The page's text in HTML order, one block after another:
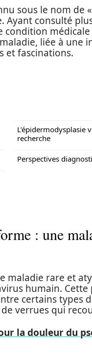
sous le nom de
Ayant consulté
condition
liée à une
et fascinations.
L’épidermodysplasie
recherche
Perspectives
: une
maladie rare et
humain.
certains types
verrues qui
la douleur du